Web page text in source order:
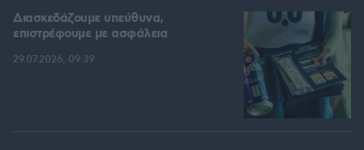
Διασκεδάζουμε υπεύθυνα,
επιστρέφουμε με ασφάλεια
29.07.2026, 09:39